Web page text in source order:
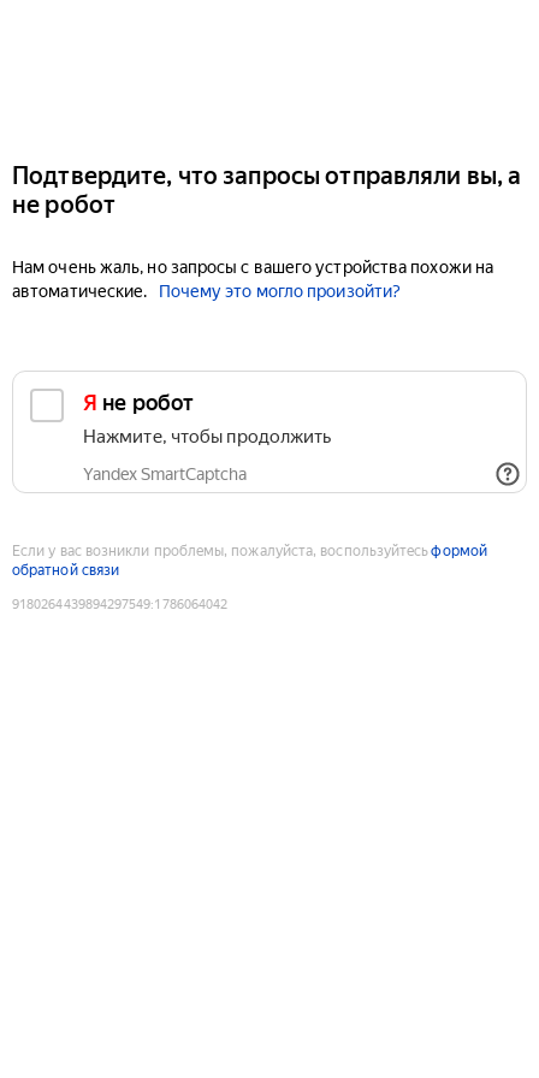
Подтвердите, что запросы отправляли вы, а
не робот
Нам очень жаль, но запросы с вашего устройства похожи на
автоматические.
Почему это могло произойти?
Я не робот
Нажмите, чтобы продолжить
Yandex SmartCaptcha
Если у вас возникли проблемы, пожалуйста, воспользуйтесьформой
обратной связи
9180264439894297549:1786064042